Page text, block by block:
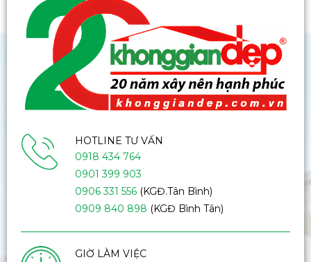
HOTLINE TƯ VẤN
0918 434 764
0901 399 903
0906 331 556(KGĐ.Tân Bình)
0909 840 898 (KGĐ Bình Tân)
GIỜ LÀM VIỆC